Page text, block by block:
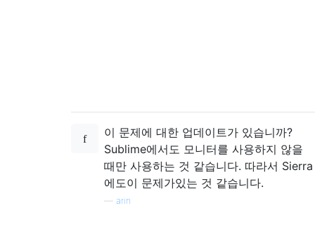
이 문제에 대한 업데이트가 있습니까?
Sublime에서도 모니터를 사용하지 않을
때만 사용하는 것 같습니다. 따라서 Sierra
에도이 문제가있는 것 같습니다.
arin